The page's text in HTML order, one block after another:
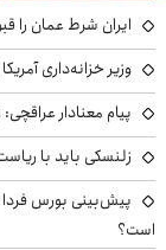
ایران شرط عمان را
وزیر خزانه‌داری
پیام معنادار
زلنسکی باید با
است؟